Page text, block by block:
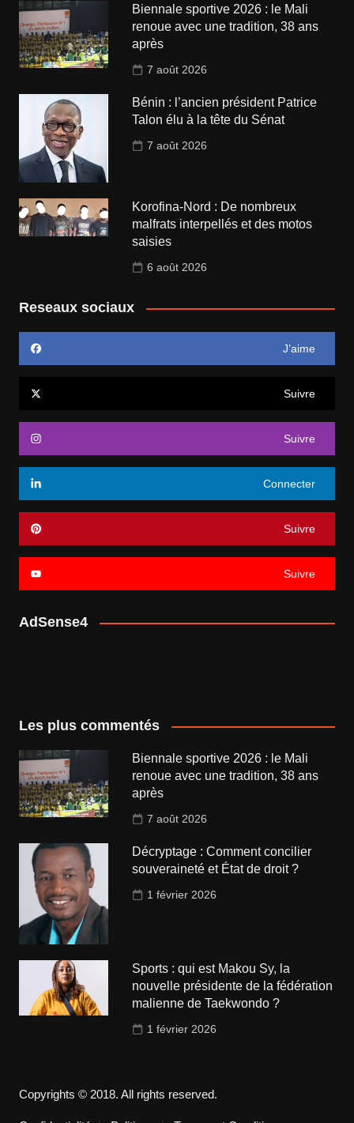
Biennale sportive 2026 : le Mali
renoue avec une tradition, 38 ans
après
7 août 2026
Bénin : l’ancien président Patrice
Talon élu à la tête du Sénat
7 août 2026
Korofina-Nord : De nombreux
malfrats interpellés et des motos
saisies
6 août 2026
Reseaux sociaux
J’aime
Suivre
Suivre
Connecter
Suivre
Suivre
AdSense4
Les plus commentés
Biennale sportive 2026 : le Mali
renoue avec une tradition, 38 ans
après
7 août 2026
Décryptage : Comment concilier
souveraineté et État de droit ?
1 février 2026
Sports : qui est Makou Sy, la
nouvelle présidente de la fédération
malienne de Taekwondo ?
1 février 2026
Copyrights © 2018. All rights reserved.